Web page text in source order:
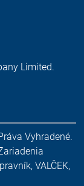
Limited.
Vyhradené.
, VALČEK,